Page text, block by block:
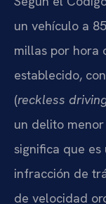
un vehículo a
millas por hora
establecido,
(reckless
un delito
significa que
infracción de
de velocidad